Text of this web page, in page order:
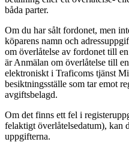
båda parter.
Om du har sålt fordonet, men
köparens namn och
om överlåtelse av fordonet till
är Anmälan om överlåtelse till
elektroniskt i Traficoms tjänst
besiktningsställe som tar emot
avgiftsbelagd.
Om det finns ett fel i
felaktigt överlåtelsedatum), kan
uppgifterna.